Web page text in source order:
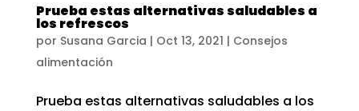
Prueba estas alternativas saludables a
los refrescos
por Susana Garcia | Oct 13, 2021 | Consejos
alimentación
Prueba estas alternativas saludables a los